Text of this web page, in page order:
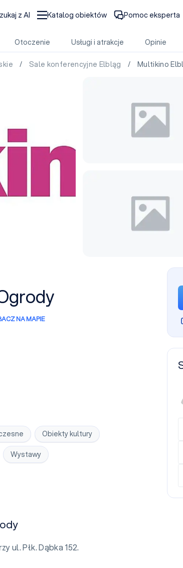
z AI Katalog obiektów Pomoc eksperta
Otoczenie Usługi i atrakcje Opinie
/ Sale konferencyjne Elbląg / Multikino
NA MAPIE
Obiekty kultury
Wystawy
ul. Płk. Dąbka 152.